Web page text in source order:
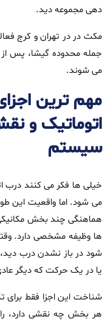
دهی مجموعه دید.
مکث‌ در در تهران و کرج
جمله محدوده گیشا، پس
می‌ شوند.
مهم‌ ترین
اتوماتیک و
سیستم
خیلی‌ ها فکر می‌ کنند درب
می‌ شود. اما واقعیت این‌
هماهنگی چند بخش
ها وظیفه‌ مشخصی دارد.
شود در باز نشدن درب
یا در یک حرکت که دیگر
شناخت این اجزا فقط برای
هر بخش چه نقشی دارد،